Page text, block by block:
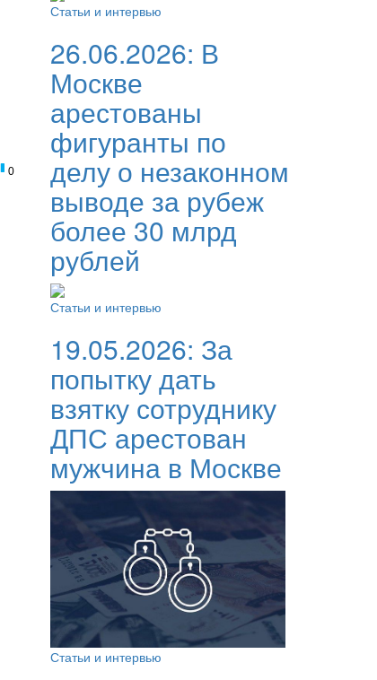
0
Статьи и интервью
26.06.2026: В
Москве
арестованы
фигуранты по
делу о незаконном
выводе за рубеж
более 30 млрд
рублей
Статьи и интервью
19.05.2026: За
попытку дать
взятку сотруднику
ДПС арестован
мужчина в Москве
Статьи и интервью